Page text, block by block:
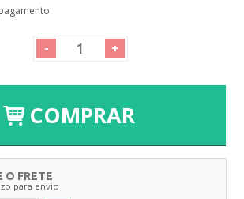
+
-
COMPRAR
O FRETE
para envio